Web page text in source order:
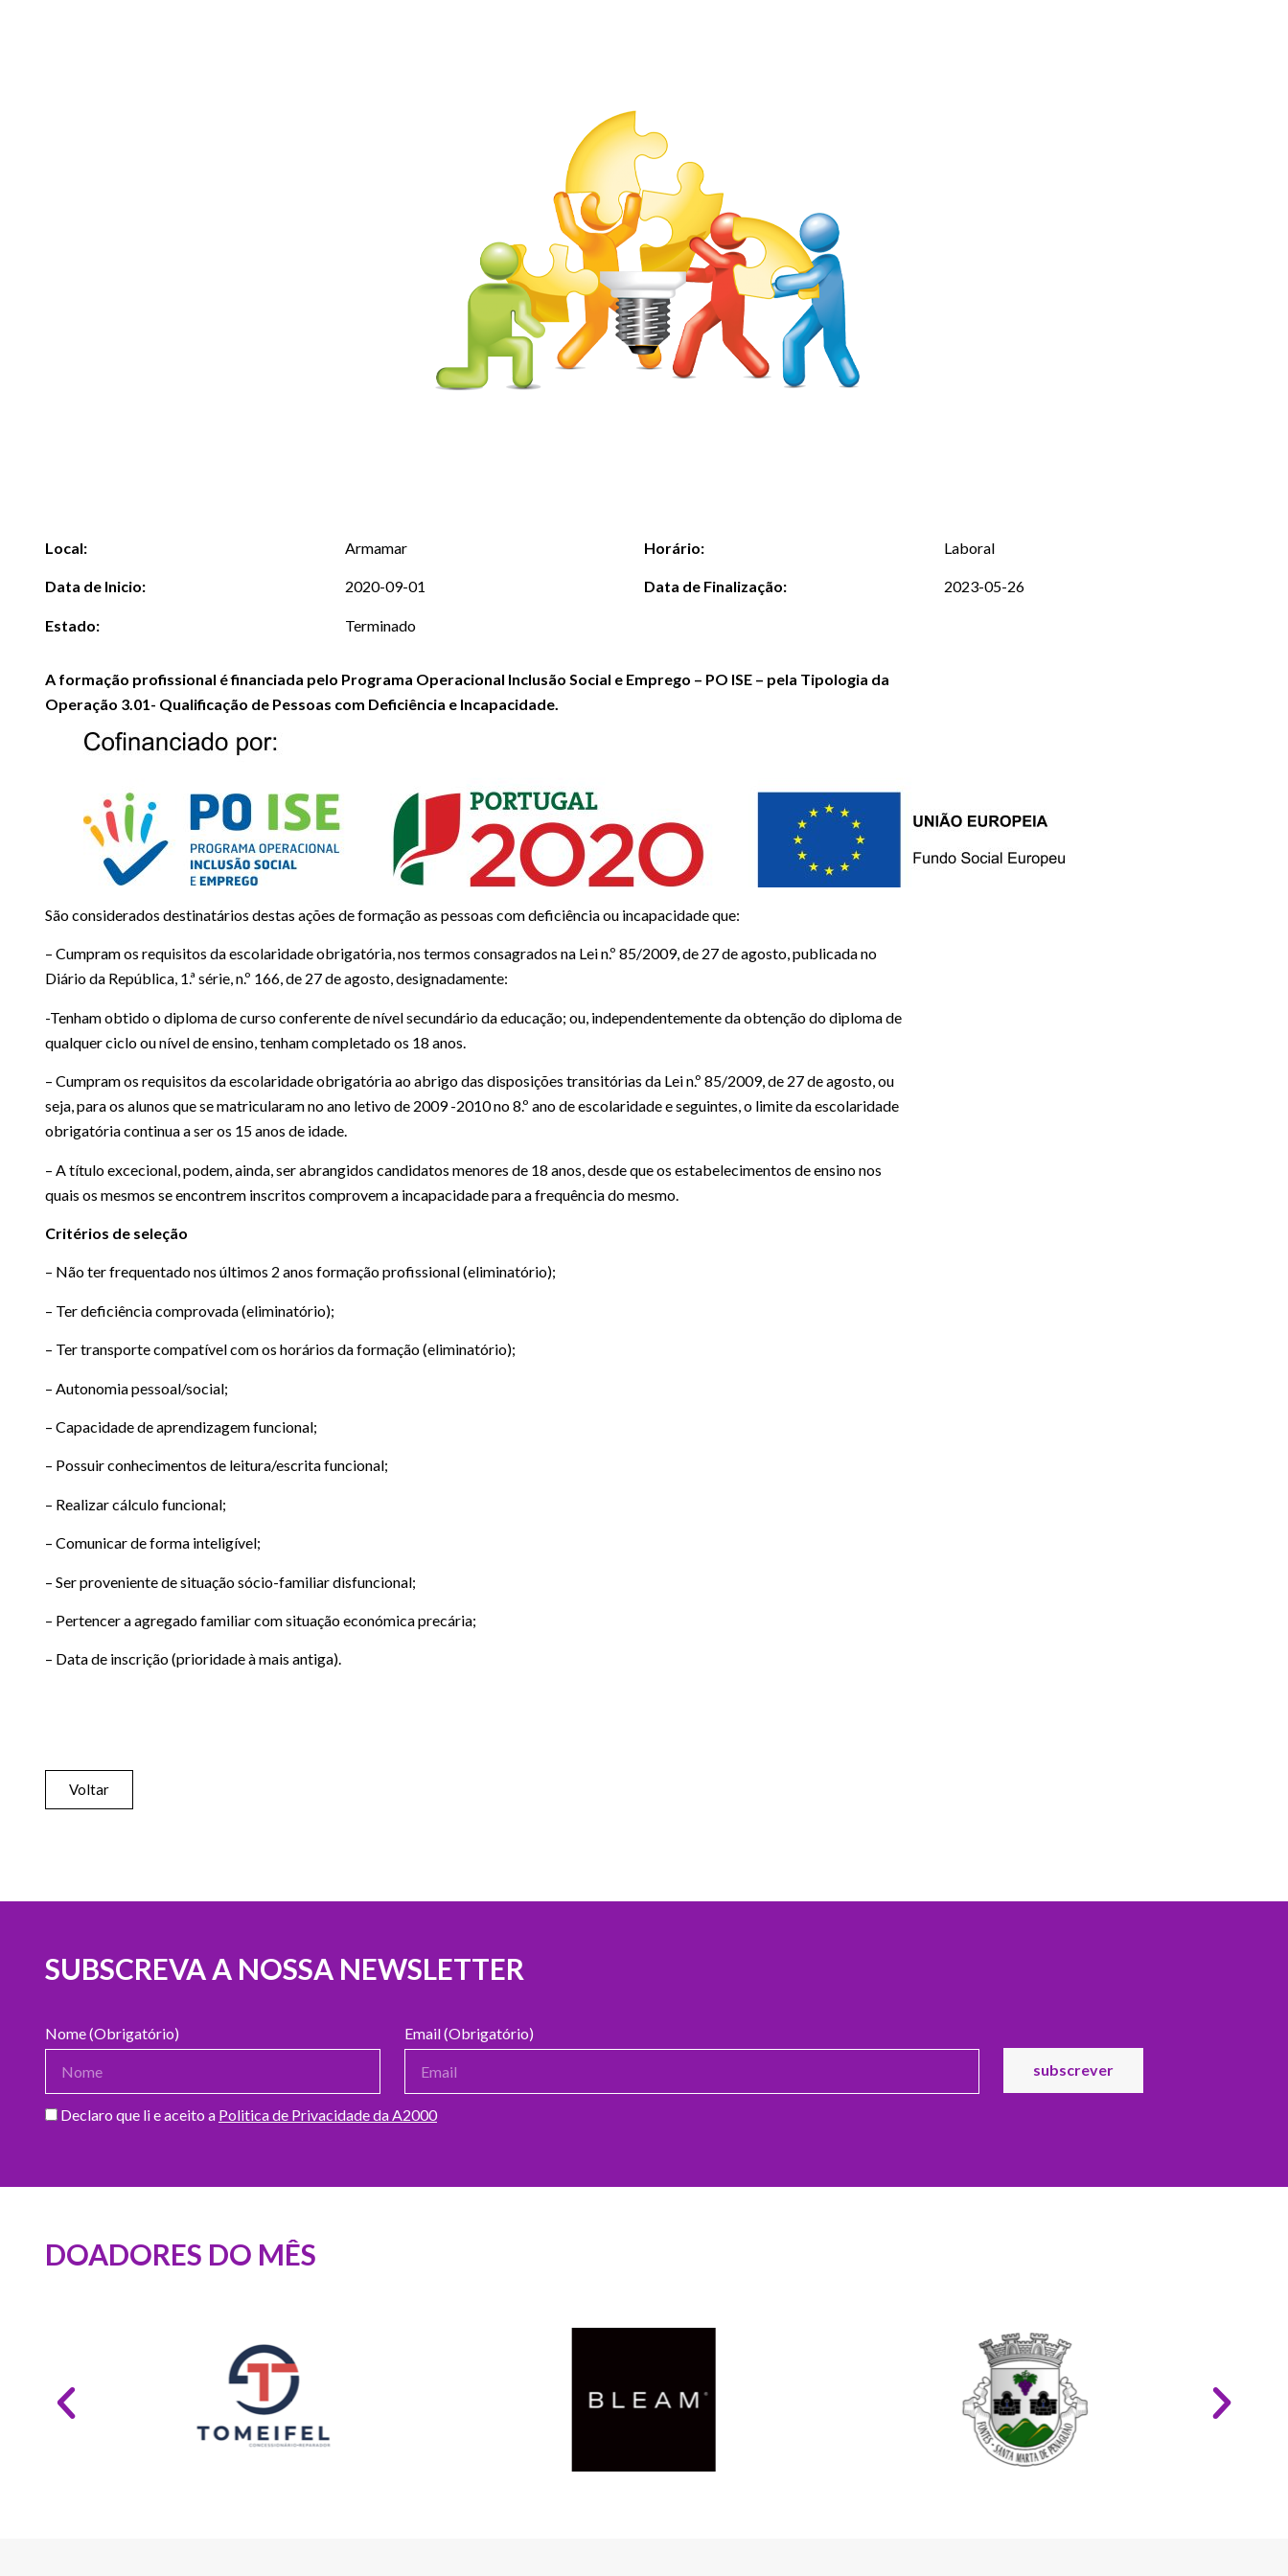
Local: Armamar
Data de Inicio: 2020-09-01
Estado: Terminado
Horário: Laboral
Data de Finalização: 2023-05-26
A formação profissional é financiada pelo Programa Operacional Inclusão Social e Emprego – PO ISE – pela Tipologia da
Operação 3.01- Qualificação de Pessoas com Deficiência e Incapacidade.
São considerados destinatários destas ações de formação as pessoas com deficiência ou incapacidade que:
– Cumpram os requisitos da escolaridade obrigatória, nos termos consagrados na Lei n.º 85/2009, de 27 de agosto, publicada no
Diário da República, 1.ª série, n.º 166, de 27 de agosto, designadamente:
-Tenham obtido o diploma de curso conferente de nível secundário da educação; ou, independentemente da obtenção do diploma de
qualquer ciclo ou nível de ensino, tenham completado os 18 anos.
– Cumpram os requisitos da escolaridade obrigatória ao abrigo das disposições transitórias da Lei n.º 85/2009, de 27 de agosto, ou
seja, para os alunos que se matricularam no ano letivo de 2009 -2010 no 8.º ano de escolaridade e seguintes, o limite da escolaridade
obrigatória continua a ser os 15 anos de idade.
– A título excecional, podem, ainda, ser abrangidos candidatos menores de 18 anos, desde que os estabelecimentos de ensino nos
quais os mesmos se encontrem inscritos comprovem a incapacidade para a frequência do mesmo.
Critérios de seleção
– Não ter frequentado nos últimos 2 anos formação profissional (eliminatório);
– Ter deficiência comprovada (eliminatório);
– Ter transporte compatível com os horários da formação (eliminatório);
– Autonomia pessoal/social;
– Capacidade de aprendizagem funcional;
– Possuir conhecimentos de leitura/escrita funcional;
– Realizar cálculo funcional;
– Comunicar de forma inteligível;
– Ser proveniente de situação sócio-familiar disfuncional;
– Pertencer a agregado familiar com situação económica precária;
– Data de inscrição (prioridade à mais antiga).
Voltar
SUBSCREVA A NOSSA NEWSLETTER
Nome (Obrigatório) Email (Obrigatório)
Declaro que li e aceito a Politica de Privacidade da A2000
DOADORES DO MÊS